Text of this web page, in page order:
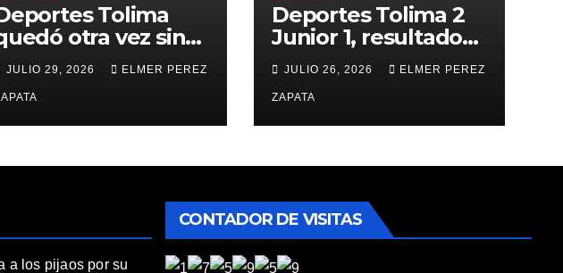
Tolima
otra vez sin
JULIO 29, 2026 ELMER PEREZ
Deportes Tolima 2
Junior 1, resultado
que deja buen
mensaje y buenas
sensaciones
JULIO 26, 2026 ELMER PEREZ
ZAPATA
a los pijaos por su
CONTADOR DE VISITAS